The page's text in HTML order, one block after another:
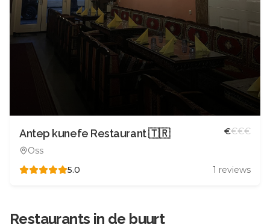
Antep kunefe Restaurant 🇹🇷
Oss
€€€€
5.0 1 reviews
Restaurants in de buurt